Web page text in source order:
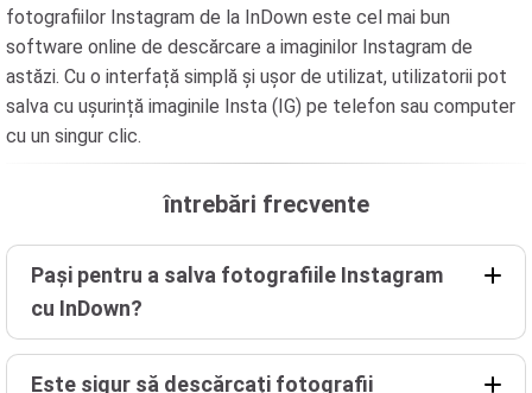
fotografiilor Instagram de la InDown este cel mai bun
software online de descărcare a imaginilor Instagram de
astăzi. Cu o interfață simplă și ușor de utilizat, utilizatorii pot
salva cu ușurință imaginile Insta (IG) pe telefon sau computer
cu un singur clic.
întrebări frecvente
Pași pentru a salva fotografiile Instagram
cu InDown?
Este sigur să descărcați fotografii